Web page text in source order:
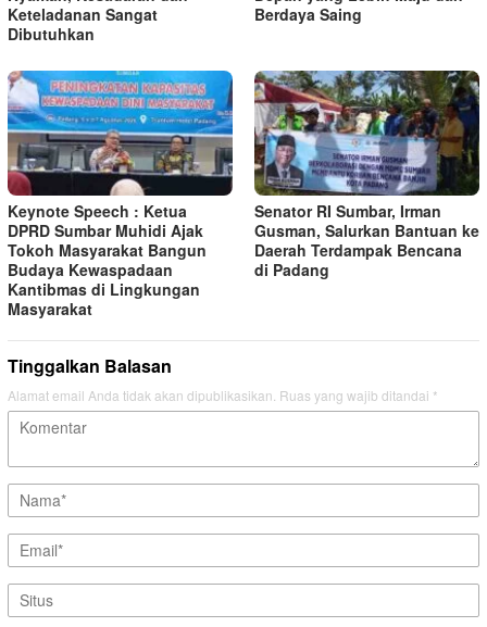
Keteladanan Sangat
Dibutuhkan
Berdaya Saing
Keynote Speech : Ketua
DPRD Sumbar Muhidi Ajak
Tokoh Masyarakat Bangun
Budaya Kewaspadaan
Kantibmas di Lingkungan
Masyarakat
Senator RI Sumbar, Irman
Gusman, Salurkan Bantuan ke
Daerah Terdampak Bencana
di Padang
Tinggalkan Balasan
Alamat email Anda tidak akan dipublikasikan. Ruas yang wajib ditandai *